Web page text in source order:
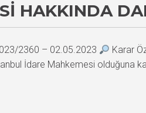
HAKKINDA
2360 – 02.05.2023
Karar
İdare Mahkemesi olduğuna